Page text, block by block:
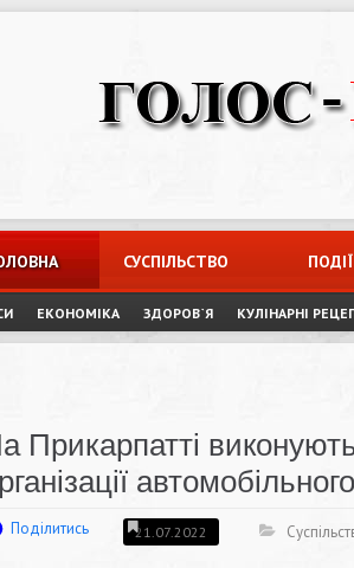
СУСПІЛЬСТВО ПОДІЇ
ЕКОНОМІКА ЗДОРОВ`Я КУЛІНАРНІ
Прикарпатті
Поділитись 21.07.2022